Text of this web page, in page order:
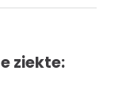
ziekte: